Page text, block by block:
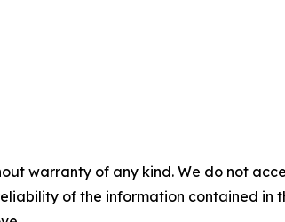
warranty of any kind. We do not
of the information contained